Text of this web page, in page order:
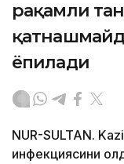
рақамли
ёпилади
NUR-SULTAN.
инфекциясини